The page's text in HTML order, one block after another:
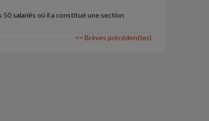
salariés où il a constitué une section
<< Brèves précédent(es)